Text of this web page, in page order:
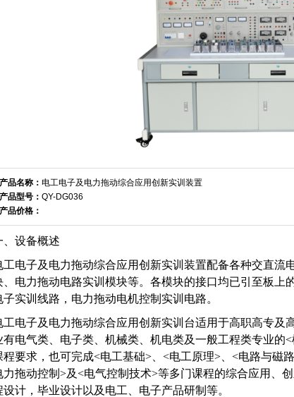
产品名称： 电工电子及电力拖动综合应用创新实训装置
产品型号： QY-DG036
产品价格：
、设备概述
工电子及电力拖动综合应用创新实训装置配备各种交直流
、电力拖动电路实训模块等。各模块的接口均已引至板上
子实训线路，电力拖动电机控制实训电路。
工电子及电力拖动综合应用创新实训台适用于高职高专及
有电气类、电子类、机械类、机电类及一般工程类专业的
程要求，也可完成<电工基础>、<电工原理>、<电路与磁
力拖动控制>及<电气控制技术>等多门课程的综合应用、
设计，毕业设计以及电工、电子产品研制等。